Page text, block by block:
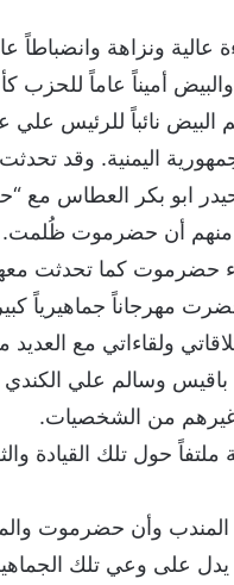
عالية ونزاهة وانضباطاً
أميناً عاماً للحزب
نائباً للرئيس علي
اليمنية. وقد
بحضور الاخ حيدر ابو بكر
منهم أن حضرموت ظُلمت.
حضرموت كما تحدثت
المكلا في أكتوبر من عام 1967 حيث حضرت مهرجاناً جماهيرياً
وحدثتهم عن علاقاتي ولقاءاتي مع
وسالم علي الكندي
وغيرهم من الشخصيات.
حول تلك القيادة
المندب وأن حضرموت
يدل على وعي تلك